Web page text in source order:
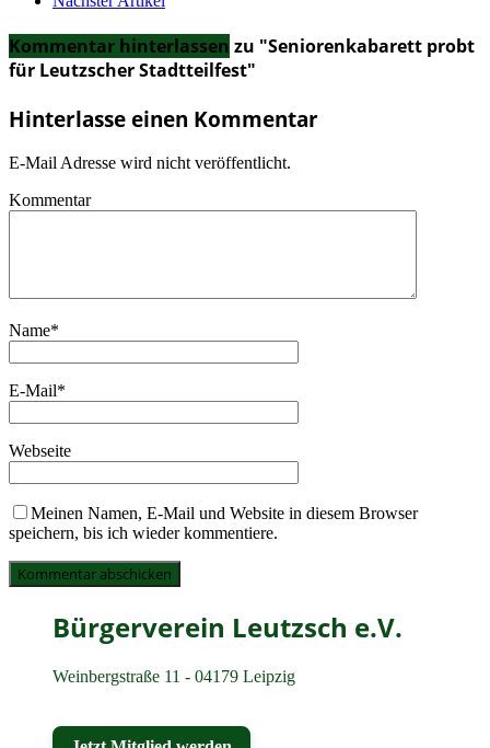
Kommentar hinterlassen zu "Seniorenkabarett probt
für Leutzscher Stadtteilfest"
Hinterlasse einen Kommentar
E-Mail Adresse wird nicht veröffentlicht.
Kommentar
Name*
E-Mail*
Webseite
Meinen Namen, E-Mail und Website in diesem Browser
speichern, bis ich wieder kommentiere.
Bürgerverein Leutzsch e.V.
Weinbergstraße 11 - 04179 Leipzig